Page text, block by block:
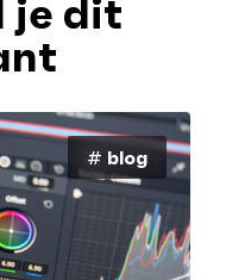
je dit
# blog